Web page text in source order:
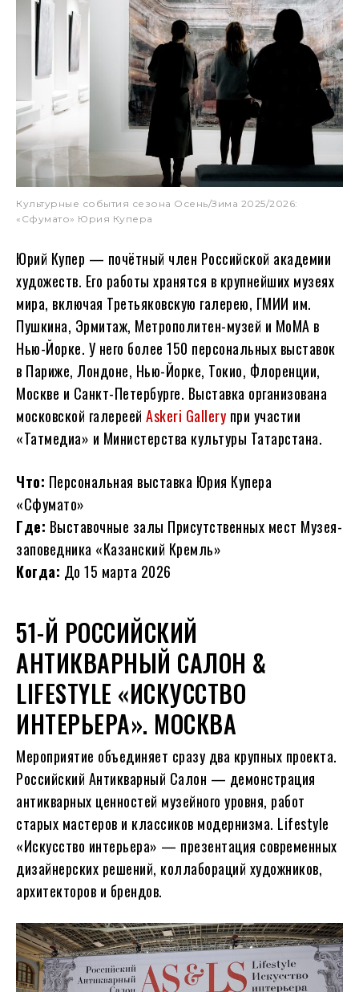
Культурные события сезона Осень/Зима 2025/2026:
«Сфумато» Юрия Купера
Юрий Купер — почётный член Российской академии
художеств. Его работы хранятся в крупнейших музеях
мира, включая Третьяковскую галерею, ГМИИ им.
Пушкина, Эрмитаж, Метрополитен-музей и MoMA в
Нью-Йорке. У него более 150 персональных выставок
в Париже, Лондоне, Нью-Йорке, Токио, Флоренции,
Москве и Санкт-Петербурге. Выставка организована
московской галереей Askeri Gallery при участии
«Татмедиа» и Министерства культуры Татарстана.
Что: Персональная выставка Юрия Купера
«Сфумато»
Где: Выставочные залы Присутственных мест Музея-
заповедника «Казанский Кремль»
Когда: До 15 марта 2026
51-Й РОССИЙСКИЙ
АНТИКВАРНЫЙ САЛОН &
LIFESTYLE «ИСКУССТВО
ИНТЕРЬЕРА». МОСКВА
Мероприятие объединяет сразу два крупных проекта.
Российский Антикварный Салон — демонстрация
антикварных ценностей музейного уровня, работ
старых мастеров и классиков модернизма. Lifestyle
«Искусство интерьера» — презентация современных
дизайнерских решений, коллабораций художников,
архитекторов и брендов.